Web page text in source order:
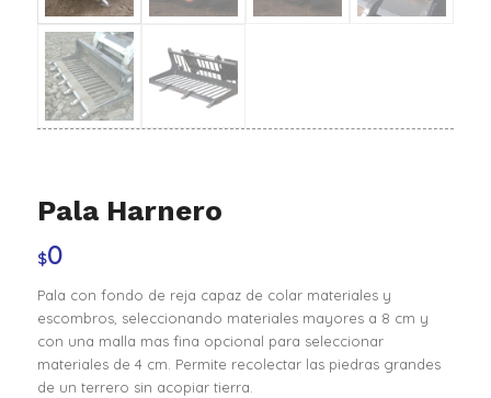
Pala Harnero
$0
Pala con fondo de reja capaz de colar materiales y
escombros, seleccionando materiales mayores a 8 cm y
con una malla mas fina opcional para seleccionar
materiales de 4 cm. Permite recolectar las piedras grandes
de un terrero sin acopiar tierra.